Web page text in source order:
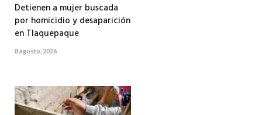
Detienen a mujer buscada
por homicidio y desaparición
en Tlaquepaque
8 agosto, 2026